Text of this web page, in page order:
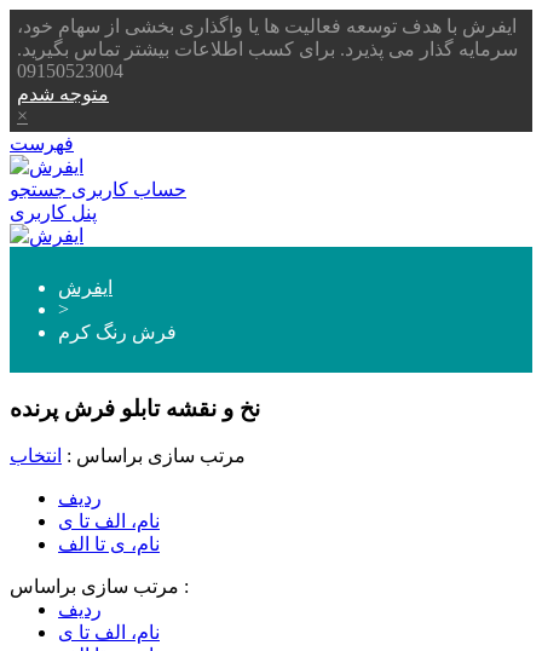
ایفرش با هدف توسعه فعالیت ها یا واگذاری بخشی از سهام خود،
سرمایه گذار می پذیرد. برای کسب اطلاعات بیشتر تماس بگیرید.
09150523004
متوجه شدم
×
فهرست
حساب کاربری جستجو
پنل کاربری
ایفرش
>
فرش رنگ کرم
نخ و نقشه تابلو فرش پرنده
مرتب سازی براساس : انتخاب
ردیف
نام، الف تا ی
نام، ی تا الف
مرتب سازی براساس :
ردیف
نام، الف تا ی